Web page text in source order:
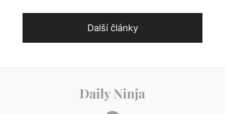
Další články